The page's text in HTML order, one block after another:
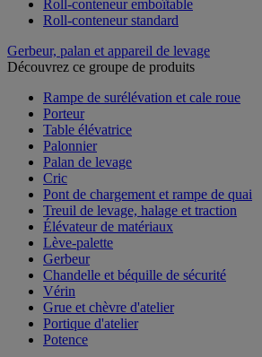
Roll-conteneur emboîtable
Roll-conteneur standard
Gerbeur, palan et appareil de levage
Découvrez ce groupe de produits
Rampe de surélévation et cale roue
Porteur
Table élévatrice
Palonnier
Palan de levage
Cric
Pont de chargement et rampe de quai
Treuil de levage, halage et traction
Élévateur de matériaux
Lève-palette
Gerbeur
Chandelle et béquille de sécurité
Vérin
Grue et chèvre d'atelier
Portique d'atelier
Potence